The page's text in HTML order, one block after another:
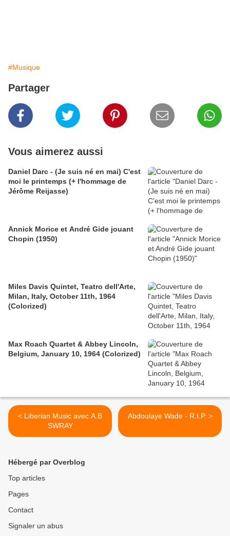
#Musique
Partager
Vous aimerez aussi
Daniel Darc - (Je suis né en mai) C'est
moi le printemps (+ l'hommage de
Jérôme Reijasse)
Annick Morice et André Gide jouant
Chopin (1950)
Miles Davis Quintet, Teatro dell'Arte,
Milan, Italy, October 11th, 1964
(Colorized)
Max Roach Quartet & Abbey Lincoln,
Belgium, January 10, 1964 (Colorized)
< Liberian Music avec A.B
SWRAY
Abdoulaye Wade - R.I.P. >
Hébergé par Overblog
Top articles
Pages
Contact
Signaler un abus